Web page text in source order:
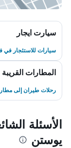
سيارت ايجار
سيارات للاستئجار في
المطارات القريبة
رحلات طيران إلى
الأسئلة
يوستن